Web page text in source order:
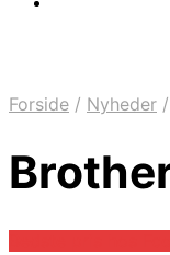
Forside / Nyheder /